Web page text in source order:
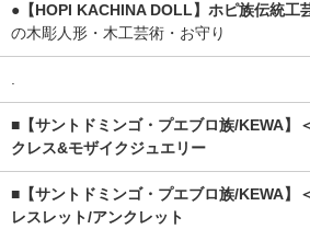
●【HOPI KACHINA DOLL】ホピ族伝統工
の木彫人形・木工芸術・お守り
.
■【サントドミンゴ・プエブロ族/KEWA】
クレス&モザイクジュエリー
■【サントドミンゴ・プエブロ族/KEWA】
レスレット/アンクレット